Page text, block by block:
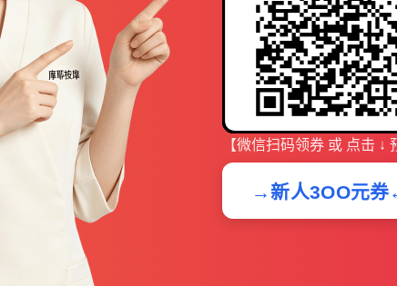
【微信扫码领券 或 点击 ↓
→新人3OO元券